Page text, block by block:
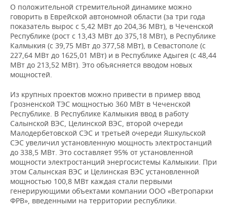
Костромская
область
3
833,03
3
842,36
3
833,2
Курская область
4
705,86
4
706,54
4
698,81
Липецкая область
Московская
область
6
362,13
7
316,29
7
918,97
Орловская
область
440,05 437,92 437,42
Рязанская
область
3
855,95
3
852,03
3
845,18
Смоленская
область
4
015,52
4
007,16
4
О положительной стремительной динамике можно
говорить в Еврейской автономной области (за три года
показатель вырос с 5,42 МВт до 204,36 МВт), в Чеченской
Республике (рост с 13,43 МВт до 375,18 МВт), в Республике
Калмыкия (с 39,75 МВт до 377,58 МВт), в Севастополе (с
227,64 МВт до 1625,01 МВт) и в Республике Адыгея (с 48,44
МВт до 213,52 МВт). Это объясняется вводом новых
мощностей.
Из крупных проектов можно привести в пример ввод
Грозненской ТЭС мощностью 360 МВт в Чеченской
Республике. В Республике Калмыкия ввод в работу
Салынской ВЭС, Целинской ВЭС, второй очереди
Малодербетовской СЭС и третьей очереди Яшкульской
СЭС увеличил установленную мощность электростанций
до 338,5 МВт. Это составляет 95% от установленной
мощности электростанций энергосистемы Калмыкии. При
этом Салынская ВЭС и Целинская ВЭС установленной
мощностью 100,8 МВт каждая стали первыми
генерирующими объектами компании ООО «Ветропарки
ФРВ», введенными на территории республики.